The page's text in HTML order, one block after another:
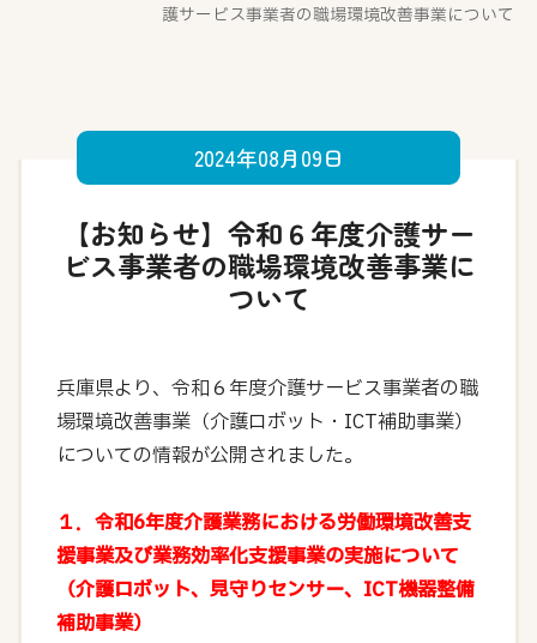
護サービス事業者の職場環境改善事業について
2024年08月09日
【お知らせ】令和６年度介護サー
ビス事業者の職場環境改善事業に
ついて
兵庫県より、令和６年度介護サービス事業者の職
場環境改善事業（介護ロボット・ICT補助事業）
についての情報が公開されました。
１．令和6年度介護業務における労働環境改善支
援事業及び業務効率化支援事業の実施について
（介護ロボット、見守りセンサー、ICT機器整備
補助事業）